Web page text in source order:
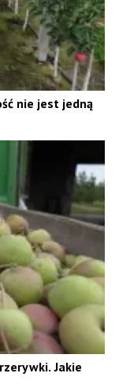
nie jest jedną
Jakie